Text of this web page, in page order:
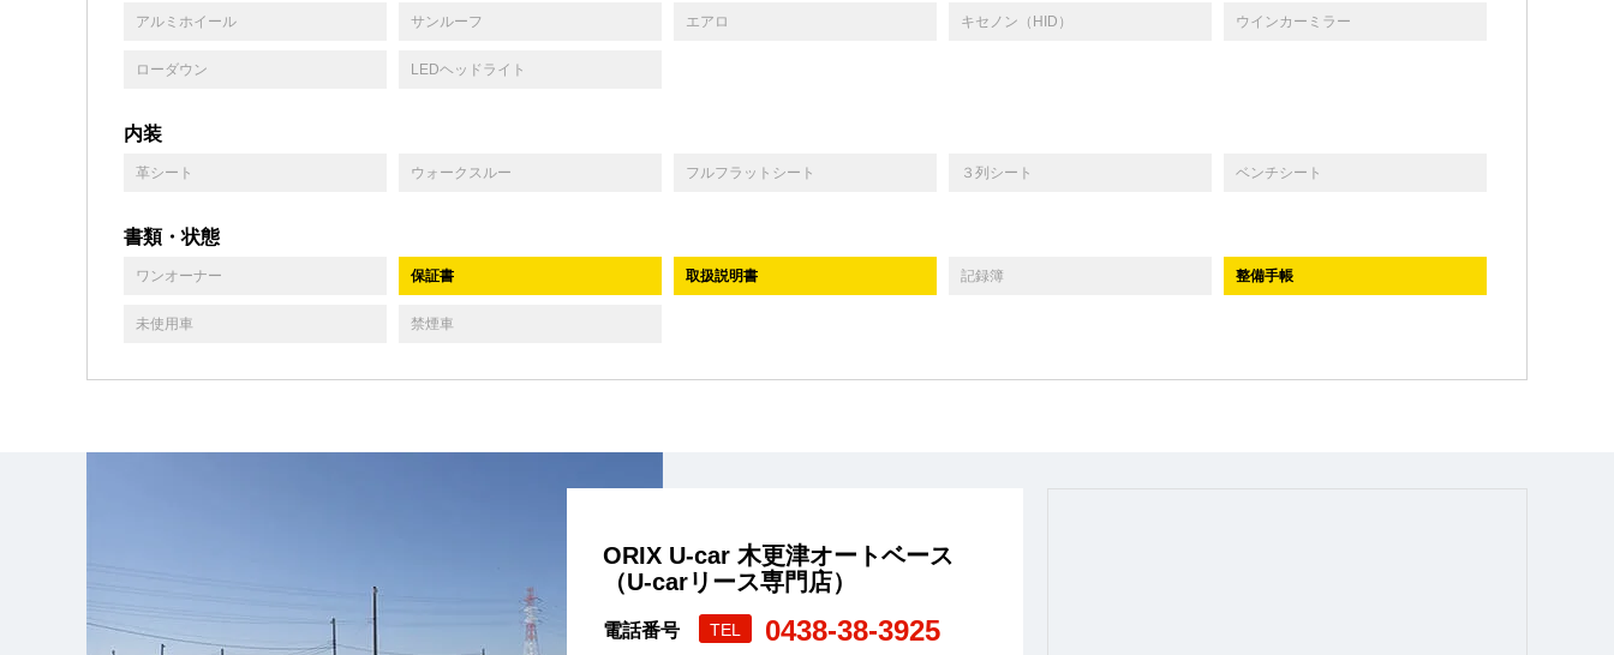
アルミホイール サンルーフ エアロ キセノン（HID） ウインカーミラー
ローダウン LEDヘッドライト
内装
革シート ウォークスルー フルフラットシート ３列シート ベンチシート
書類・状態
ワンオーナー 保証書 取扱説明書 記録簿 整備手帳
未使用車 禁煙車
ORIX U-car 木更津オートベース
（U-carリース専門店）
電話番号 TEL 0438-38-3925